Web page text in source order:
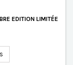
EDITION LIMITÉE